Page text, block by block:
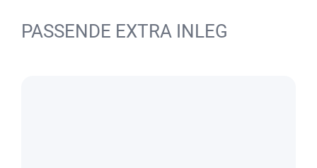
PASSENDE EXTRA INLEG